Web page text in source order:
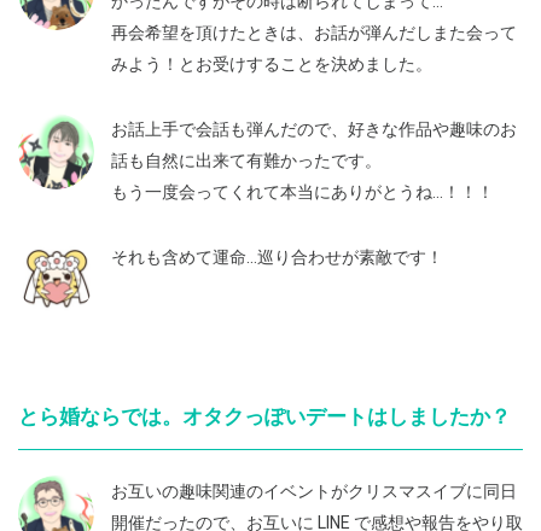
再会希望を頂けたときは、お話が弾んだしまた会って
みよう！とお受けすることを決めました。
お話上手で会話も弾んだので、好きな作品や趣味のお
話も自然に出来て有難かったです。
もう一度会ってくれて本当にありがとうね…！！！
それも含めて運命…巡り合わせが素敵です！
とら婚ならでは。オタクっぽいデートはしましたか？
お互いの趣味関連のイベントがクリスマスイブに同日
開催だったので、お互いに LINE で感想や報告をやり取